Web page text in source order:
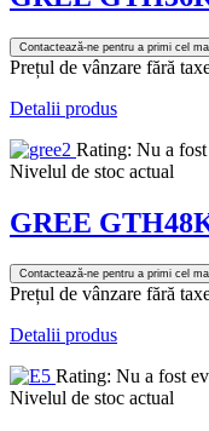
Contactează-ne pentru a primi cel
Prețul de vânzare fără
Detalii produs
Rating: Nu a
Nivelul de stoc actual
GREE
Contactează-ne pentru a primi cel
Prețul de vânzare fără
Detalii produs
Rating: Nu a fost
Nivelul de stoc actual